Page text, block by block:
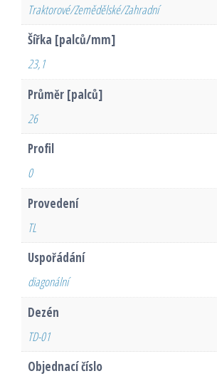
Traktorové/Zemědělské/Zahradní
Šířka [palců/mm]
23,1
Průměr [palců]
26
Profil
0
Provedení
TL
Uspořádání
diagonální
Dezén
TD-01
Objednací číslo